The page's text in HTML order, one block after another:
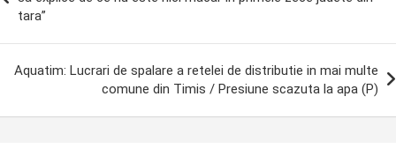
tara”
Aquatim: Lucrari de spalare a retelei de distributie in mai multe
comune din Timis / Presiune scazuta la apa (P)